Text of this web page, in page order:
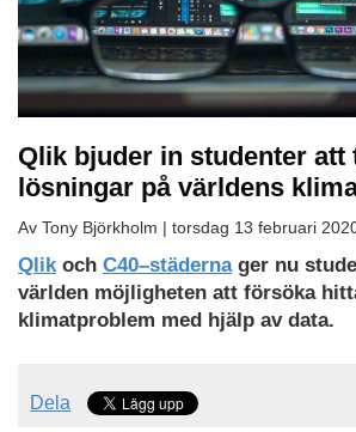
Qlik bjuder in studenter att
lösningar på världens
Av Tony Björkholm | torsdag 13 februari
Qlik och C40–städernager nu
världen möjligheten att försöka
klimatproblem med hjälp av data.
Dela